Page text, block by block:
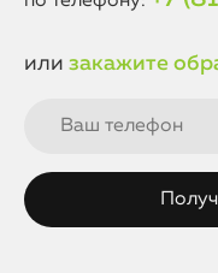
или закажите